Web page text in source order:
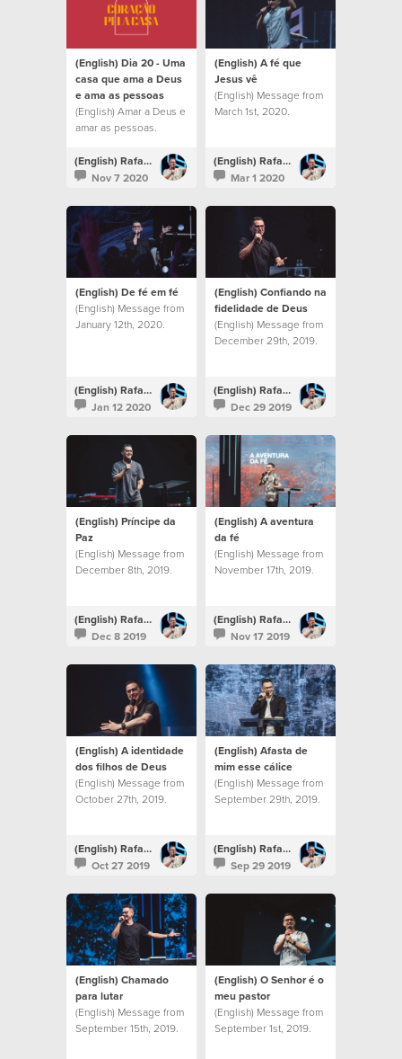
(English) Dia 20 - Uma
casa que ama a Deus
e ama as pessoas
(English) Amar a Deus e
amar as pessoas.
(English) Rafael Bitencourt
Nov 7 2020
(English) A fé que
Jesus vê
(English) Message from
March 1st, 2020.
(English) Rafael Bitencourt
Mar 1 2020
(English) De fé em fé
(English) Message from
January 12th, 2020.
(English) Rafael Bitencourt
Jan 12 2020
(English) Confiando na
fidelidade de Deus
(English) Message from
December 29th, 2019.
(English) Rafael Bitencourt
Dec 29 2019
(English) Príncipe da
Paz
(English) Message from
December 8th, 2019.
(English) Rafael Bitencourt
Dec 8 2019
(English) A aventura
da fé
(English) Message from
November 17th, 2019.
(English) Rafael Bitencourt
Nov 17 2019
(English) A identidade
dos filhos de Deus
(English) Message from
October 27th, 2019.
(English) Rafael Bitencourt
Oct 27 2019
(English) Afasta de
mim esse cálice
(English) Message from
September 29th, 2019.
(English) Rafael Bitencourt
Sep 29 2019
(English) Chamado
para lutar
(English) Message from
September 15th, 2019.
(English) O Senhor é o
meu pastor
(English) Message from
September 1st, 2019.